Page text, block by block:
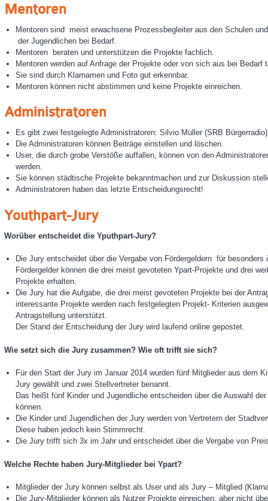
Mentoren
Mentoren sind meist erwachsene Prozessbegleiter aus den Schulen
der Jugendlichen bei Bedarf.
Mentoren beraten und unterstützen die Projekte fachlich.
Mentoren werden auf Anfrage der Projekte oder von sich aus bei Bedarf
Sie sind durch Klarnamen und Foto gut erkennbar.
Mentoren können nicht abstimmen und keine Projekte einreichen.
Administratoren
Es gibt zwei festgelegte Administratoren: Silvio Müller (SRB
Die Administratoren können Beiträge einstellen und löschen.
User, die durch grobe Verstöße auffallen, können von den
werden.
Sie können städtische Projekte bekanntmachen und zur Diskussion
Administratoren haben das letzte Entscheidungsrecht!
Youthpart-Jury
Worüber entscheidet die Yputhpart-Jury?
Die Jury entscheidet über die Vergabe von Fördergeldern für besonders
Fördergelder können die drei meist gevoteten Ypart-Projekte und drei
Projekte erhalten.
Die Jury hat die Aufgabe, die drei meist gevoteten Projekte bei der
interessante Projekte werden nach festgelegten Projekt- Kriterien
Antragstellung unterstützt.
Der Stand der Entscheidung der Jury wird laufend online gepostet.
Wie setzt sich die Jury zusammen? Wie oft trifft sie sich?
Für den Start der Jury im Januar 2014 wurden fünf Mitglieder aus dem
Jury gewählt und zwei Stellvertreter benannt.
Das heißt fünf Kinder und Jugendliche entscheiden über die Auswahl
können.
Die Kinder und Jugendlichen der Jury werden von Vertretern der
Diese haben jedoch kein Stimmrecht.
Die Jury trifft sich 3x im Jahr und entscheidet über die Vergabe von
Welche Rechte haben Jury-Mitglieder bei Ypart?
Mitglieder der Jury können selbst als User und als Jury – Mitglied
Die Jury-Mitglieder können als Nutzer Projekte einreichen, aber nicht